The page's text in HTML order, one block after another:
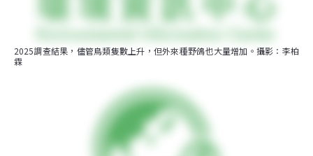
2025調查結果，儘管鳥類隻數上升，但外來種野鴿也大量增加。攝影：李柏
霖